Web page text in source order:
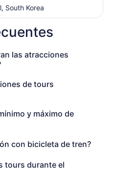
South Korea
las atracciones
de tours
y máximo de
con bicicleta de tren?
tours durante el